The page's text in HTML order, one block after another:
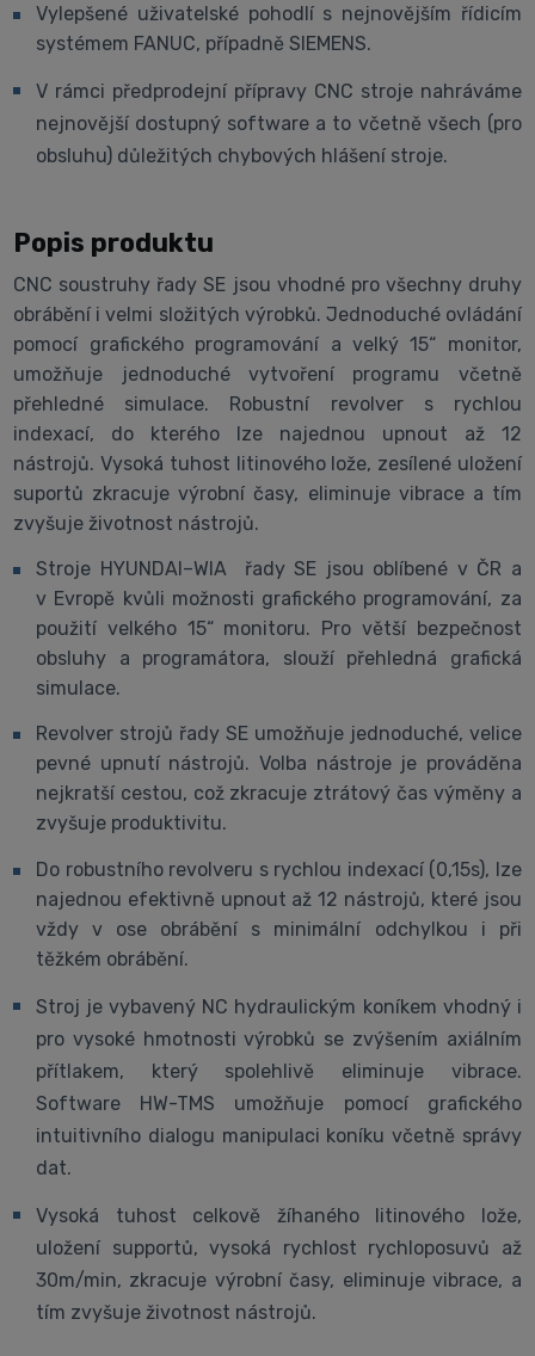
Vylepšené uživatelské pohodlí s nejnovějším řídicím
systémem FANUC, případně SIEMENS.
V rámci předprodejní přípravy CNC stroje nahráváme
nejnovější dostupný software a to včetně všech (pro
obsluhu) důležitých chybových hlášení stroje.
Popis produktu
CNC soustruhy řady SE jsou vhodné pro všechny druhy
obrábění i velmi složitých výrobků. Jednoduché ovládání
pomocí grafického programování a velký 15“ monitor,
umožňuje jednoduché vytvoření programu včetně
přehledné simulace. Robustní revolver s rychlou
indexací, do kterého lze najednou upnout až 12
nástrojů. Vysoká tuhost litinového lože, zesílené uložení
suportů zkracuje výrobní časy, eliminuje vibrace a tím
zvyšuje životnost nástrojů.
Stroje HYUNDAI–WIA řady SE jsou oblíbené v ČR a
v Evropě kvůli možnosti grafického programování, za
použití velkého 15“ monitoru. Pro větší bezpečnost
obsluhy a programátora, slouží přehledná grafická
simulace.
Revolver strojů řady SE umožňuje jednoduché, velice
pevné upnutí nástrojů. Volba nástroje je prováděna
nejkratší cestou, což zkracuje ztrátový čas výměny a
zvyšuje produktivitu.
Do robustního revolveru s rychlou indexací (0,15s), lze
najednou efektivně upnout až 12 nástrojů, které jsou
vždy v ose obrábění s minimální odchylkou i při
těžkém obrábění.
Stroj je vybavený NC hydraulickým koníkem vhodný i
pro vysoké hmotnosti výrobků se zvýšením axiálním
přítlakem, který spolehlivě eliminuje vibrace.
Software HW-TMS umožňuje pomocí grafického
intuitivního dialogu manipulaci koníku včetně správy
dat.
Vysoká tuhost celkově žíhaného litinového lože,
uložení supportů, vysoká rychlost rychloposuvů až
30m/min, zkracuje výrobní časy, eliminuje vibrace, a
tím zvyšuje životnost nástrojů.